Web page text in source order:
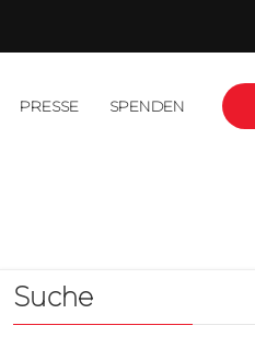
PRESSE SPENDEN
Suche